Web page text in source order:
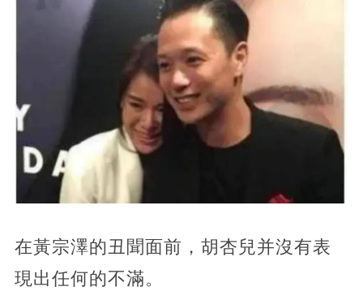
在黃宗澤的丑聞面前，胡杏兒并沒有表
現出任何的不滿。